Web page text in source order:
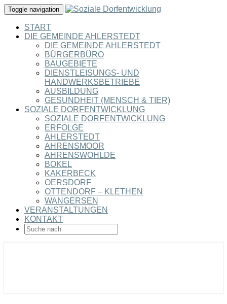
Toggle navigation
START
DIE GEMEINDE AHLERSTEDT
DIE GEMEINDE AHLERSTEDT
BÜRGERBÜRO
BAUGEBIETE
DIENSTLEISUNGS- UND
HANDWERKSBETRIEBE
AUSBILDUNG
GESUNDHEIT (MENSCH & TIER)
SOZIALE DORFENTWICKLUNG
SOZIALE DORFENTWICKLUNG
ERFOLGE
AHLERSTEDT
AHRENSMOOR
AHRENSWOHLDE
BOKEL
KAKERBECK
OERSDORF
OTTENDORF – KLETHEN
WANGERSEN
VERANSTALTUNGEN
KONTAKT
SEARCH
ICON